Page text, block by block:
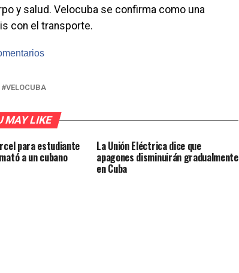
y salud. Velocuba se confirma como una
con el transporte.
VELOCUBA
MAY LIKE
para estudiante
a un cubano
La Unión Eléctrica dice que
apagones disminuirán gradualmente
en Cuba